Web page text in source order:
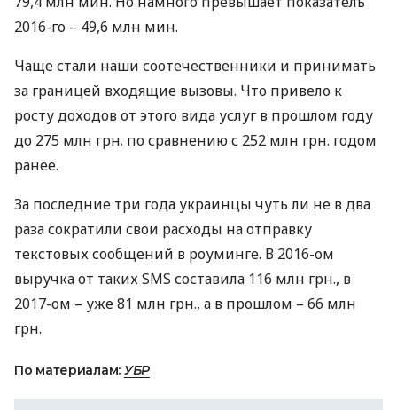
2016-го – 49,6 млн мин.
Чаще стали наши соотечественники и принимать
за границей входящие вызовы. Что привело к
росту доходов от этого вида услуг в прошлом году
до 275 млн грн. по сравнению с 252 млн грн. годом
ранее.
За последние три года украинцы чуть ли не в два
раза сократили свои расходы на отправку
текстовых сообщений в роуминге. В 2016-ом
выручка от такихSMS составила 116 млн грн., в
2017-ом – уже 81 млн грн., а в прошлом – 66 млн
грн.
По материалам: УБР